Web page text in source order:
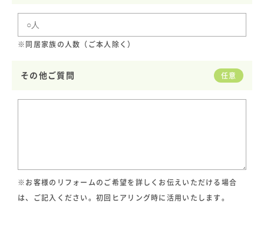
※同居家族の人数（ご本人除く）
その他ご質問 任意
※お客様のリフォームのご希望を詳しくお伝えいただける場合
は、ご記入ください。初回ヒアリング時に活用いたします。